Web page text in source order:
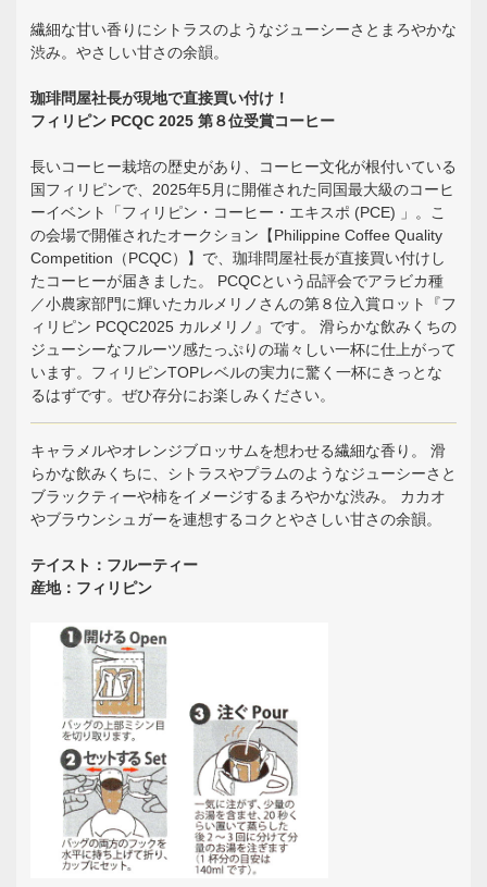
繊細な甘い香りにシトラスのようなジューシーさとまろやかな
渋み。やさしい甘さの余韻。
珈琲問屋社長が現地で直接買い付け！
フィリピン PCQC 2025 第８位受賞コーヒー
長いコーヒー栽培の歴史があり、コーヒー文化が根付いている
国フィリピンで、2025年5月に開催された同国最大級のコーヒ
ーイベント「フィリピン・コーヒー・エキスポ (PCE) 」。こ
の会場で開催されたオークション【Philippine Coffee Quality
Competition（PCQC）】で、珈琲問屋社長が直接買い付けし
たコーヒーが届きました。 PCQCという品評会でアラビカ種
／小農家部門に輝いたカルメリノさんの第８位入賞ロット『フ
ィリピン PCQC2025 カルメリノ』です。 滑らかな飲みくちの
ジューシーなフルーツ感たっぷりの瑞々しい一杯に仕上がって
います。フィリピンTOPレベルの実力に驚く一杯にきっとな
るはずです。ぜひ存分にお楽しみください。
キャラメルやオレンジブロッサムを想わせる繊細な香り。 滑
らかな飲みくちに、シトラスやプラムのようなジューシーさと
ブラックティーや柿をイメージするまろやかな渋み。 カカオ
やブラウンシュガーを連想するコクとやさしい甘さの余韻。
テイスト：フルーティー
産地：フィリピン